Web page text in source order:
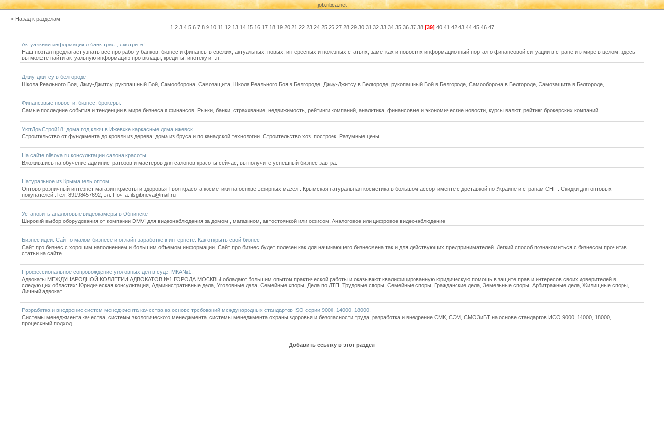
job.ribca.net
< Назад к разделам
1 2 3 4 5 6 7 8 9 10 11 12 13 14 15 16 17 18 19 20 21 22 23 24 25 26 27 28 29 30 31 32 33 34 35 36 37 38 [39] 40 41 42 43 44 45 46 47
Актуальная информация о банк траст, смотрите!
Наш портал предлагает узнать все про работу банков, бизнес и финансы в свежих, актуальных, новых, интересных и полезных статьях, заметках и новостях информационный портал о финансовой ситуации в стране и в мире в целом. здесь
вы можете найти актуальную информацию про вклады, кредиты, ипотеку и т.п.
Джиу-джитсу в белгороде
Школа Реального Боя, Джиу-Джитсу, рукопашный Бой, Самооборона, Самозащита, Школа Реального Боя в Белгороде, Джиу-Джитсу в Белгороде, рукопашный Бой в Белгороде, Самооборона в Белгороде, Самозащита в Белгороде,
Финансовые новости, бизнес, брокеры.
Самые последние события и тенденции в мире бизнеса и финансов. Рынки, банки, страхование, недвижимость, рейтинги компаний, аналитика, финансовые и экономические новости, курсы валют, рейтинг брокерских компаний.
УютДомСтрой18: дома под ключ в Ижевске каркасные дома ижевск
Строительство от фундамента до кровли из дерева: дома из бруса и по канадской технологии. Строительство хоз. построек. Разумные цены.
На сайте nlisova.ru консультации салона красоты
Вложившись на обучение администраторов и мастеров для салонов красоты сейчас, вы получите успешный бизнес завтра.
Натуральное из Крыма гель оптом
Оптово-розничный интернет магазин красоты и здоровья Твоя красота косметики на основе эфирных масел . Крымская натуральная косметика в большом ассортименте с доставкой по Украине и странам СНГ . Скидки для оптовых
покупателей .Тел: 89198457692, эл. Почта: ilsgibneva@mail.ru
Установить аналоговые видеокамеры в Обнинске
Широкий выбор оборудования от компании DMVI для видеонаблюдения за домом , магазином, автостоянкой или офисом. Аналоговое или цифровое видеонаблюдение
Бизнес идеи. Сайт о малом бизнесе и онлайн заработке в интернете. Как открыть свой бизнес
Сайт про бизнес с хорошим наполнением и большим объемом информации. Сайт про бизнес будет полезен как для начинающего бизнесмена так и для действующих предпринимателей. Легкий способ познакомиться с бизнесом прочитав
статьи на сайте.
Профессиональное сопровождение уголовных дел в суде. МКА№1.
Адвокаты МЕЖДУНАРОДНОЙ КОЛЛЕГИИ АДВОКАТОВ №1 ГОРОДА МОСКВЫ обладают большим опытом практической работы и оказывают квалифицированную юридическую помощь в защите прав и интересов своих доверителей в
следующих областях: Юридическая консультация, Административные дела, Уголовные дела, Семейные споры, Дела по ДТП, Трудовые споры, Семейные споры, Гражданские дела, Земельные споры, Арбитражные дела, Жилищные споры,
Личный адвокат.
Разработка и внедрение систем менеджмента качества на основе требований международных стандартов ISO серии 9000, 14000, 18000.
Системы менеджмента качества, системы экологического менеджмента, системы менеджмента охраны здоровья и безопасности труда, разработка и внедрение СМК, СЭМ, СМОЗиБТ на основе стандартов ИСО 9000, 14000, 18000,
процессный подход.
Добавить ссылку в этот раздел